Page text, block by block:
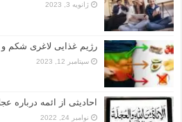
ژانویه 3, 2023
رژیم غذایی لاغری شکم و
سپتامبر 12, 2023
احادیثی از ائمه درباره
نوامبر 24, 2022